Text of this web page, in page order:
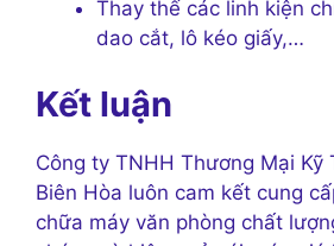
Thay thế các linh kiện
dao cắt, lô kéo giấy,…
Kết luận
Công ty TNHH Thương Mại Kỹ
Biên Hòa luôn cam kết cung
chữa máy văn phòng chất